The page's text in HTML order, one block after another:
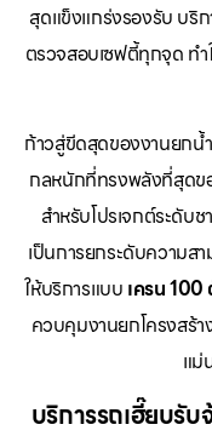
สุดแข็งแกร่งรองรับ บริก
ตรวจสอบเซฟตี้ทุกจุด ทำ
ก้าวสู่ขีดสุดของงานยกน้
กลหนักที่ทรงพลังที่สุดขอ
สำหรับโปรเจกต์ระดับ
เป็นการยกระดับความส
ให้บริการแบบ เครน
ควบคุมงานยกโครงสร้า
แม่
บริการรถเฮี๊ยบรั